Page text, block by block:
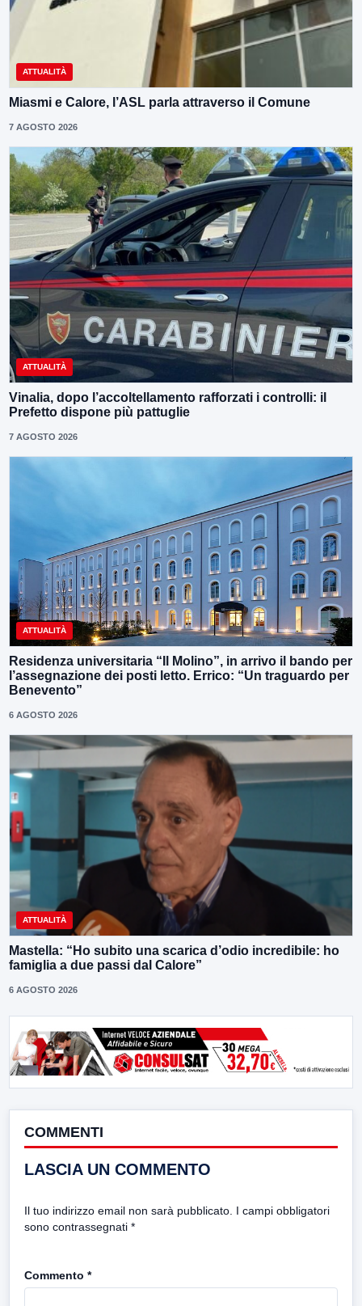
ATTUALITÀ
Miasmi e Calore, l’ASL parla attraverso il Comune
7 AGOSTO 2026
ATTUALITÀ
Vinalia, dopo l’accoltellamento rafforzati i controlli: il
Prefetto dispone più pattuglie
7 AGOSTO 2026
ATTUALITÀ
Residenza universitaria “Il Molino”, in arrivo il bando per
l’assegnazione dei posti letto. Errico: “Un traguardo per
Benevento”
6 AGOSTO 2026
ATTUALITÀ
Mastella: “Ho subito una scarica d’odio incredibile: ho
famiglia a due passi dal Calore”
6 AGOSTO 2026
COMMENTI
LASCIA UN COMMENTO
Il tuo indirizzo email non sarà pubblicato. I campi obbligatori
sono contrassegnati *
Commento *